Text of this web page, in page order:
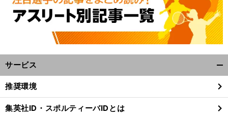
サービス
閉
る
推奨環境
集英社ID・スポルティーバIDとは